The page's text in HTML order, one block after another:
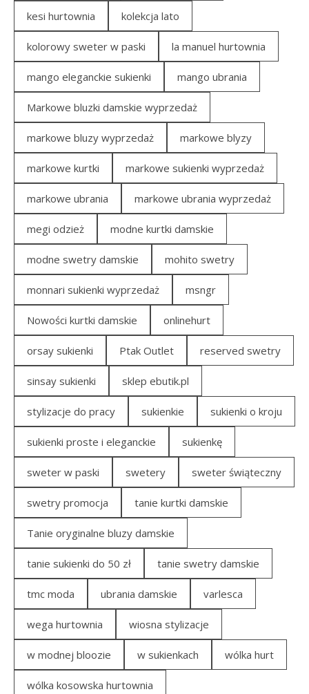
kesi hurtownia kolekcja lato
kolorowy sweter w paski la manuel hurtownia
mango eleganckie sukienki mango ubrania
Markowe bluzki damskie wyprzedaż
markowe bluzy wyprzedaż markowe blyzy
markowe kurtki markowe sukienki wyprzedaż
markowe ubrania markowe ubrania wyprzedaż
megi odzież modne kurtki damskie
modne swetry damskie mohito swetry
monnari sukienki wyprzedaż msngr
Nowości kurtki damskie onlinehurt
orsay sukienki Ptak Outlet reserved swetry
sinsay sukienki sklep ebutik.pl
stylizacje do pracy sukienkie sukienki o kroju
sukienki proste i eleganckie sukienkę
sweter w paski swetery sweter świąteczny
swetry promocja tanie kurtki damskie
Tanie oryginalne bluzy damskie
tanie sukienki do 50 zł tanie swetry damskie
tmc moda ubrania damskie varlesca
wega hurtownia wiosna stylizacje
w modnej bloozie w sukienkach wólka hurt
wólka kosowska hurtownia